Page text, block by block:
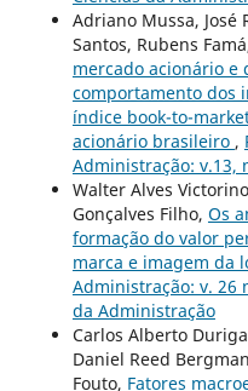
Adriano Mussa, José
Santos, Rubens
mercado acionário
comportamento dos
índice book-to-
acionário brasileiro ,
Administração: v.13,
Walter Alves
Gonçalves Filho, Os
formação do valor
marca e imagem da
Administração: v. 26
da Administração
Carlos Alberto
Daniel Reed
Fouto, Fatores